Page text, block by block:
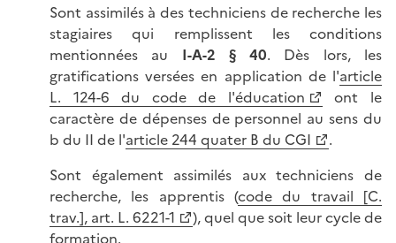
Sont assimilés à des techniciens de recherche les
stagiaires qui remplissent les conditions
mentionnées au I-A-2 § 40. Dès lors, les
gratifications versées en application de l'article
L. 124-6 du code de l'éducation
ont le
caractère de dépenses de personnel au sens du
b du II de l'article 244 quater B du CGI
.
Sont également assimilés aux techniciens de
recherche, les apprentis (code du travail [C.
trav.], art. L. 6221-1
), quel que soit leur cycle de
formation.